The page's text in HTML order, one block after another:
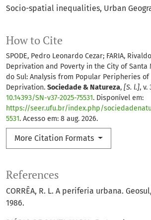
Socio-spatial inequalities Urban
How to Cite
SPODE, Pedro Leonardo Cezar; FARIA,
Deprivation and Poverty in the City of Santa
do Sul: Analysis from Popular Peripheries of
Deprivation. Sociedade & Natureza, [S. l.], v.
10.14393/SN-v37-2025-75531. Disponível em:
https://seer.ufu.br/index.php/
5531. Acesso em: 8 aug. 2026.
More Citation Formats
References
CORRÊA, R. L. A periferia urbana.
1986.